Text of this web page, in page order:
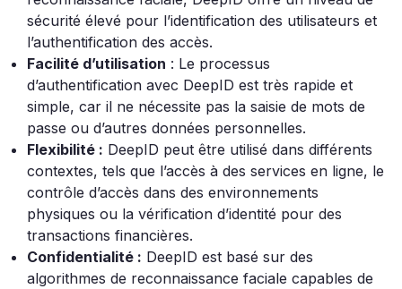
sécurité élevé pour l’identification des utilisateurs et
l’authentification des accès.
Facilité d’utilisation : Le processus
d’authentification avec DeepID est très rapide et
simple, car il ne nécessite pas la saisie de mots de
passe ou d’autres données personnelles.
Flexibilité : DeepID peut être utilisé dans différents
contextes, tels que l’accès à des services en ligne, le
contrôle d’accès dans des environnements
physiques ou la vérification d’identité pour des
transactions financières.
Confidentialité : DeepID est basé sur des
algorithmes de reconnaissance faciale capables de